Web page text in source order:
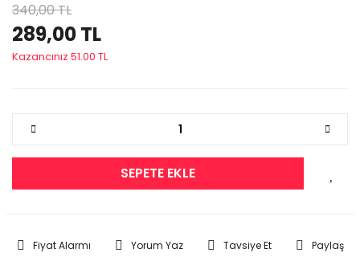
340,00 TL
289,00 TL
Kazancınız 51.00 TL
SEPETE EKLE
Fiyat Alarmı Yorum Yaz Tavsiye Et Paylaş